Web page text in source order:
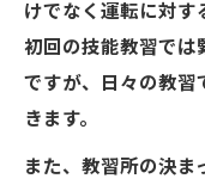
けでなく運転に対す
初回の技能教習では
ですが、日々の教習
きます。
また、教習所の決ま